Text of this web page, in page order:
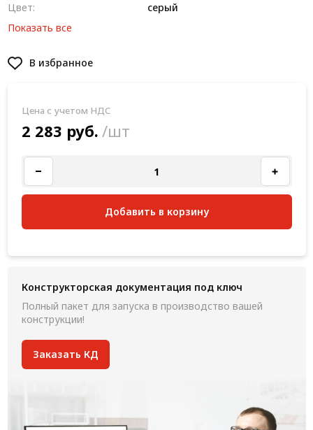
Цвет:
серый
Показать все
В избранное
Цена с учетом НДС
2 283 руб. /шт
Добавить в корзину
Конструкторская документация под ключ
Полный пакет для запуска в производство вашей
конструкции!
Заказать КД